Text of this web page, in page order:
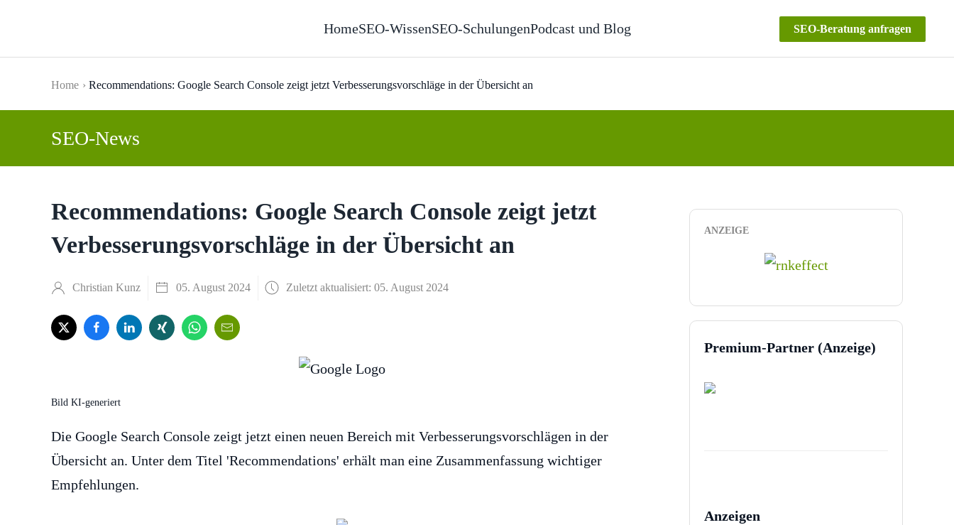
HomeSEO-WissenSEO-SchulungenPodcast und Blog SEO-Beratung anfragen
Home Recommendations: Google Search Console zeigt jetzt Verbesserungsvorschläge in der Übersicht an
SEO-News
Recommendations: Google Search Console zeigt jetzt
Verbesserungsvorschläge in der Übersicht an
Christian Kunz 05. August 2024 Zuletzt aktualisiert: 05. August 2024
Bild KI-generiert
Die Google Search Console zeigt jetzt einen neuen Bereich mit Verbesserungsvorschlägen in der
Übersicht an. Unter dem Titel 'Recommendations' erhält man eine Zusammenfassung wichtiger
Empfehlungen.
ANZEIGE
Premium-Partner (Anzeige)
Anzeigen